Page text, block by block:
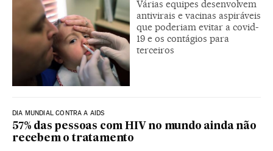
Várias equipes desenvolvem
antivirais e vacinas aspiráveis
que poderiam evitar a covid-
19 e os contágios para
terceiros
DIA MUNDIAL CONTRA A AIDS
57% das pessoas com HIV no mundo ainda não
recebem o tratamento